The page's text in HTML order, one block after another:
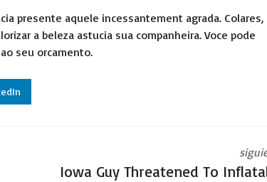
presente aquele incessantement agrada. Colares,
a beleza astucia sua companheira. Voce pode
seu orcamento.
Iowa Guy Threatened To